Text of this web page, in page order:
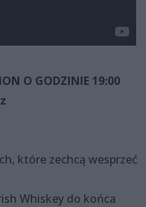
O GODZINIE 19:00
które zechcą wesprzeć
Whiskey do końca